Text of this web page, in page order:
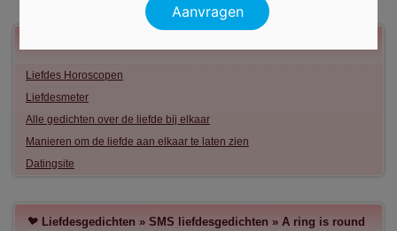
Liefdes Horoscopen
Liefdesmeter
Alle gedichten over de liefde bij elkaar
Manieren om de liefde aan elkaar te laten zien
Datingsite
Liefdesgedichten » SMS liefdesgedichten » A ring is round